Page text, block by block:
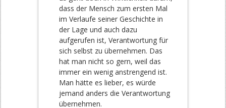
dass der Mensch zum ersten Mal
im Verlaufe seiner Geschichte in
der Lage und auch dazu
aufgerufen ist, Verantwortung für
sich selbst zu übernehmen. Das
hat man nicht so gern, weil das
immer ein wenig anstrengend ist.
Man hätte es lieber, es würde
jemand anders die Verantwortung
übernehmen.